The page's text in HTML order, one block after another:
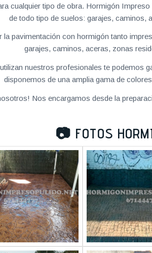
cualquier tipo de obra. Hormigón
de todo tipo de suelos: garajes, caminos,
pavimentación con hormigón tanto
garajes, caminos, aceras, zonas
nuestros profesionales te
disponemos de una amplia gama de
Nos encargamos desde la
📷 FOTOS